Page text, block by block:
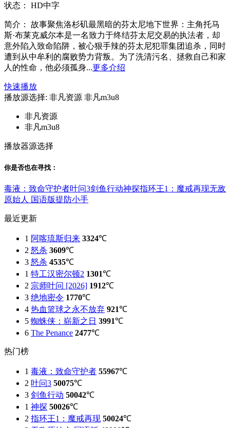
状态： HD中字
简介：
故事聚焦洛杉矶最黑暗的芬太尼地下世界：主角托马
斯·布莱克威尔本是一名致力于终结芬太尼交易的执法者，却
意外陷入致命陷阱，被心狠手辣的芬太尼犯罪集团追杀，同时
遭到从中牟利的腐败势力背叛。为了洗清污名、拯救自己和家
人的性命，他必须孤身...更多介绍
快速播放
播放源选择: 非凡资源 非凡m3u8
非凡资源
非凡m3u8
播放器源选择
你是否也在寻找 ：
毒液：致命守护者叶问3剑鱼行动神探指环王1：魔戒再现无敌
原始人 国语版提防小手
最近更新
1 阿喀琉斯归来 3324℃
2 怒杀 3609℃
3 怒杀 4535℃
1 特工汉密尔顿2 1301℃
2 宗师叶问 [2026] 1912℃
3 绝地密令 1770℃
4 热血篮球之永不放弃 921℃
5 蜘蛛侠：崭新之日 3991℃
6 The Penance 2477℃
热门榜
1 毒液：致命守护者 55967℃
2 叶问3 50075℃
3 剑鱼行动 50042℃
1 神探 50026℃
2 指环王1：魔戒再现 50024℃